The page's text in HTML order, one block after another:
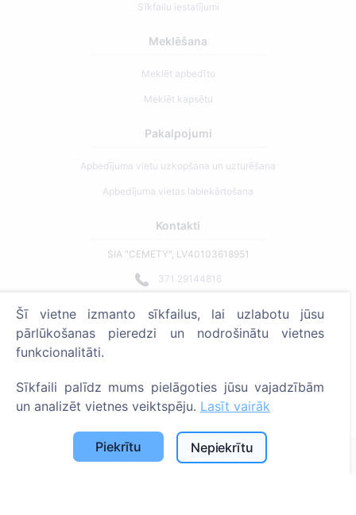
Sīkfailu iestatījumi
Meklēšana
Meklēt apbedīto
Meklēt kapsētu
Pakalpojumi
Apbedījuma vietu uzkopšana un uzturēšana
Apbedījuma vietas labiekārtošana
Kontakti
SIA "CEMETY", LV40103618951
371 29144816
Strādājam visā Latvijā!
Administratoriem
© 2013 - 2026 Cemety Visas tiesības aizsargātas
Privātuma politika un noteikumi.
Šī vietne izmanto sīkfailus, lai uzlabotu jūsu
pārlūkošanas pieredzi un nodrošinātu vietnes
funkcionalitāti.
Sīkfaili palīdz mums pielāgoties jūsu vajadzībām
un analizēt vietnes veiktspēju. Lasīt vairāk
Piekrītu Nepiekrītu